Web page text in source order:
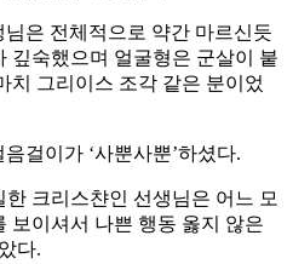
은 전체적으로 약간 마르신듯
깊숙했으며 얼굴형은 군살이 붙
치 그리이스 조각 같은 분이었
걸이가 ‘사뿐사뿐’하셨다.
크리스챤인 선생님은 어느 모
보이셔서 나쁜 행동 옳지 않은
다.